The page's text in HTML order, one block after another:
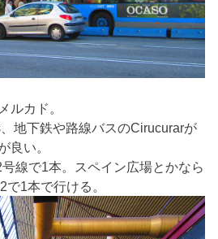
ルカド。
地下鉄や路線バスのCirucurarが
良い。
線で1本。スペイン広場とかなら
1本で行ける。